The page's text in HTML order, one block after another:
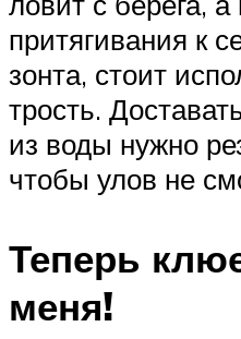
притягивания к
зонта, стоит
трость.
из воды нужно
чтобы улов не
Теперь
меня!